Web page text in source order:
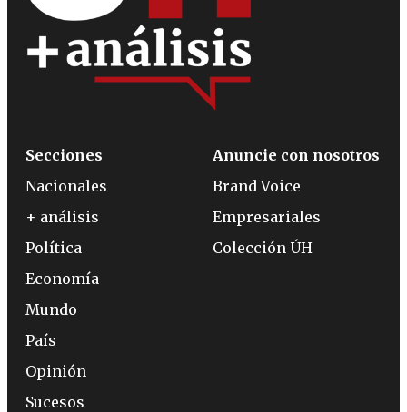
Secciones
Nacionales
+ análisis
Política
Economía
Mundo
País
Opinión
Sucesos
Anuncie con nosotros
Brand Voice
Empresariales
Colección ÚH